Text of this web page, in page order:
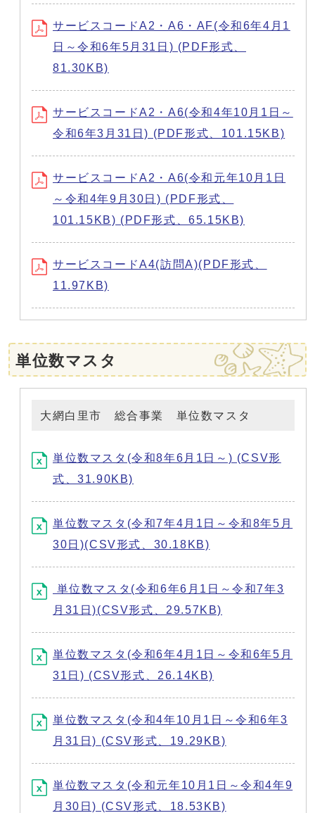
サービスコードA2・A6・AF(令和6年4月1
日～令和6年5月31日) (PDF形式、
81.30KB)
サービスコードA2・A6(令和4年10月1日～
令和6年3月31日) (PDF形式、101.15KB)
サービスコードA2・A6(令和元年10月1日
～令和4年9月30日) (PDF形式、
101.15KB) (PDF形式、65.15KB)
サービスコードA4(訪問A)(PDF形式、
11.97KB)
単位数マスタ
大網白里市 総合事業 単位数マスタ
単位数マスタ(令和8年6月1日～) (CSV形
式、31.90KB)
単位数マスタ(令和7年4月1日～令和8年5月
30日)(CSV形式、30.18KB)
単位数マスタ(令和6年6月1日～令和7年3
月31日)(CSV形式、29.57KB)
単位数マスタ(令和6年4月1日～令和6年5月
31日) (CSV形式、26.14KB)
単位数マスタ(令和4年10月1日～令和6年3
月31日) (CSV形式、19.29KB)
単位数マスタ(令和元年10月1日～令和4年9
月30日) (CSV形式、18.53KB)